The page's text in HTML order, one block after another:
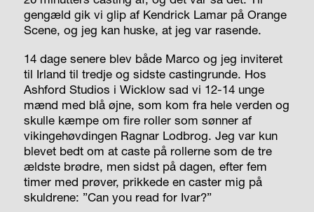
gengæld gik vi glip af Kendrick Lamar på Orange
Scene, og jeg kan huske, at jeg var rasende.
14 dage senere blev både Marco og jeg inviteret
til Irland til tredje og sidste castingrunde. Hos
Ashford Studios i Wicklow sad vi 12-14 unge
mænd med blå øjne, som kom fra hele verden og
skulle kæmpe om fire roller som sønner af
vikingehøvdingen Ragnar Lodbrog. Jeg var kun
blevet bedt om at caste på rollerne som de tre
ældste brødre, men sidst på dagen, efter fem
timer med prøver, prikkede en caster mig på
skuldrene: ”Can you read for Ivar?”